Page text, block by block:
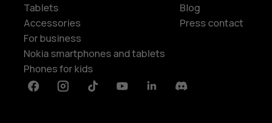
Tablets
Accessories
For business
Nokia smartphones and tablets
Phones for kids
Blog
Press contact
FacebookInstagramTiktok YoutubeLinkedinDiscord